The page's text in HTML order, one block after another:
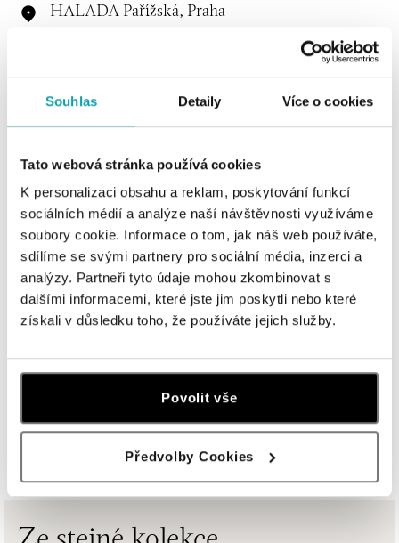
Souhlas Detaily Více o cookies
Tato webová stránka používá cookies
K personalizaci obsahu a reklam, poskytování funkcí
sociálních médií a analýze naší návštěvnosti využíváme
soubory cookie. Informace o tom, jak náš web používáte,
sdílíme se svými partnery pro sociální média, inzerci a
analýzy. Partneři tyto údaje mohou zkombinovat s
dalšími informacemi, které jste jim poskytli nebo které
získali v důsledku toho, že používáte jejich služby.
Povolit vše
Předvolby Cookies
HALADA Pařížská, Praha
tel.: +420608028615
HALADA Česká, Brno
Česká 23, 602 00 Brno
tel.: +420602443261
otevřeno v Pondělí od 09:00
Rudná 3114/114, 700 30 Ostrava-Zábřeh
tel.: +420605174749
zítra otevřeno od 09:00
Pribinova 8, 811 09 Bratislava
tel.: +421 910 284 071